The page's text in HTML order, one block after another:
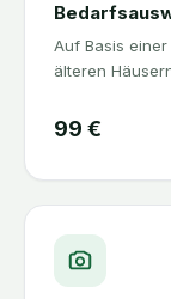
Auf Basis
älteren
99 €